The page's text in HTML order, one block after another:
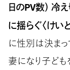
日のPV数） 冷
に揺らぐ〈けい
に性別は決ま
妻になり子ど